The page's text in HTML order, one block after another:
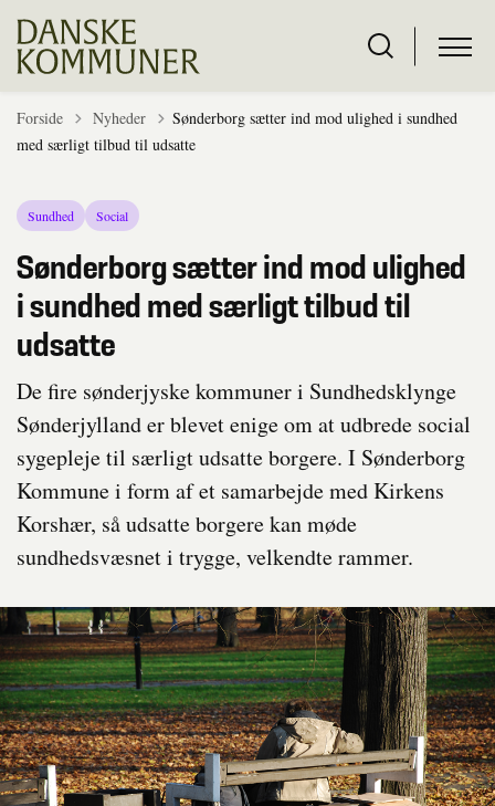
Forside Tilbage til
Nyheder
Sønderborg sætter ind mod ulighed i sundhed
med særligt tilbud til udsatte
Sundhed Social
Sønderborg sætter ind mod ulighed
i sundhed med særligt tilbud til
udsatte
De fire sønderjyske kommuner i Sundhedsklynge
Sønderjylland er blevet enige om at udbrede social
sygepleje til særligt udsatte borgere. I Sønderborg
Kommune i form af et samarbejde med Kirkens
Korshær, så udsatte borgere kan møde
sundhedsvæsnet i trygge, velkendte rammer.